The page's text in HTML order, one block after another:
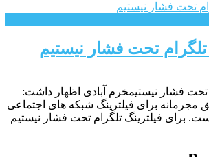
تلگرام تحت فشار نیستیم
تحت فشار نیستیمخرم آبادی اظهار داشت:
مجرمانه برای فیلترینگ شبکه های اجتماعی
برای فیلترینگ تلگرام تحت فشار نیستیم